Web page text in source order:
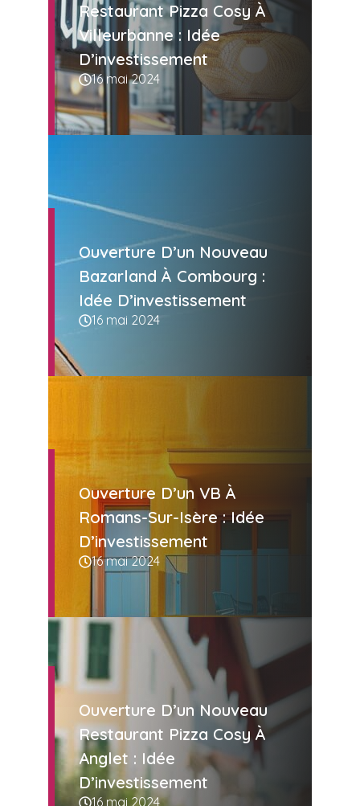
Restaurant Pizza Cosy À
Villeurbanne : Idée
D’investissement
16 mai 2024
Ouverture D’un Nouveau
Bazarland À Combourg :
Idée D’investissement
16 mai 2024
Ouverture D’un VB À
Romans-Sur-Isère : Idée
D’investissement
16 mai 2024
Ouverture D’un Nouveau
Restaurant Pizza Cosy À
Anglet : Idée
D’investissement
16 mai 2024